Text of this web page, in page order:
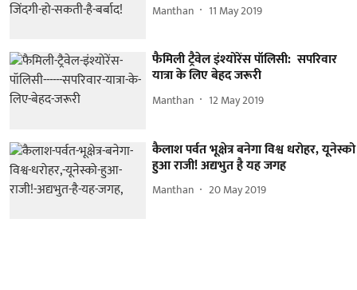
Manthan 11 May 2019
फैमिली ट्रैवेल इंश्योरेंस पॉलिसी: सपरिवार
यात्रा के लिए बेहद जरूरी
Manthan 12 May 2019
कैलाश पर्वत भूक्षेत्र बनेगा विश्व धरोहर, यूनेस्को
हुआ राजी! अद्यभुत है यह जगह
Manthan 20 May 2019